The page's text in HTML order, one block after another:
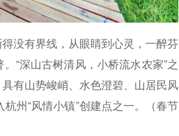
没有界线，从眼睛到心灵，一醉芬
“深山古树清风，小桥流水农家”之
有山势峻峭、水色澄碧、山居民风
州“风情小镇”创建点之一。（春节